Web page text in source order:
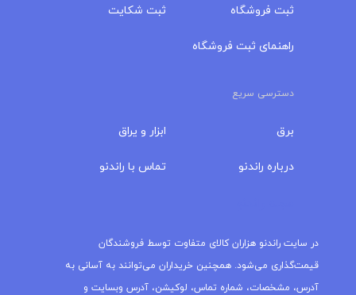
ثبت فروشگاه
راهنمای ثبت فروشگاه
ثبت شکایت
دسترسی سریع
برق
درباره‌ راندنو
ابزار و یراق
تماس با راندنو
در سایت راندنو هزاران کالای متفاوت توسط فروشندگان
قیمت‌گذاری می‌شود. همچنین خریداران می‌توانند به آسانی به
آدرس، مشخصات، شماره تماس، لوکیشن، آدرس وبسایت و